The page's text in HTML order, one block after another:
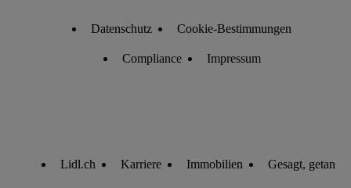
Datenschutz Cookie-Bestimmungen
Compliance Impressum
Lidl.ch Karriere Immobilien Gesagt, getan